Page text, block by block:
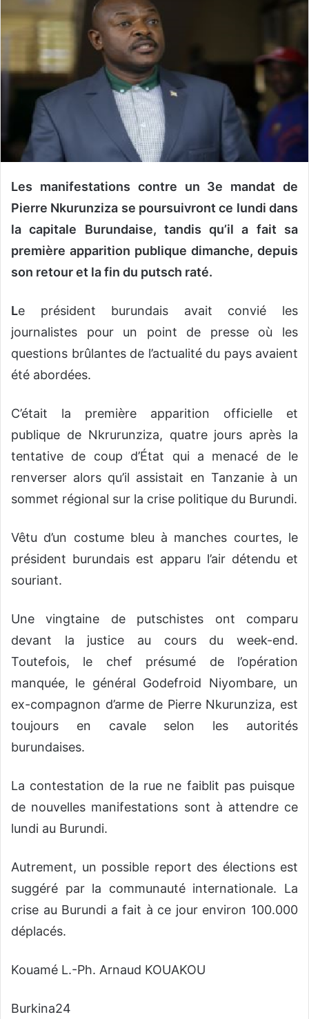
y
e
r
u
n
c
o
u
r
e
l
Les manifestations contre un 3e mandat de
Pierre Nkurunziza se poursuivront ce lundi dans
la capitale Burundaise, tandis qu’il a fait sa
première apparition publique dimanche, depuis
son retour et la fin du putsch raté.
Le président burundais avait convié les
journalistes pour un point de presse où les
questions brûlantes de l’actualité du pays avaient
été abordées.
C’était la première apparition officielle et
publique de Nkrurunziza, quatre jours après la
tentative de coup d’État qui a menacé de le
renverser alors qu’il assistait en Tanzanie à un
sommet régional sur la crise politique du Burundi.
Vêtu d’un costume bleu à manches courtes, le
président burundais est apparu l’air détendu et
souriant.
Une vingtaine de putschistes ont comparu
devant la justice au cours du week-end.
Toutefois, le chef présumé de l’opération
manquée, le général Godefroid Niyombare, un
ex-compagnon d’arme de Pierre Nkurunziza, est
toujours en cavale selon les autorités
burundaises.
La contestation de la rue ne faiblit pas puisque
de nouvelles manifestations sont à attendre ce
lundi au Burundi.
Autrement, un possible report des élections est
suggéré par la communauté internationale. La
crise au Burundi a fait à ce jour environ 100.000
déplacés.
Kouamé L.-Ph. Arnaud KOUAKOU
Burkina24